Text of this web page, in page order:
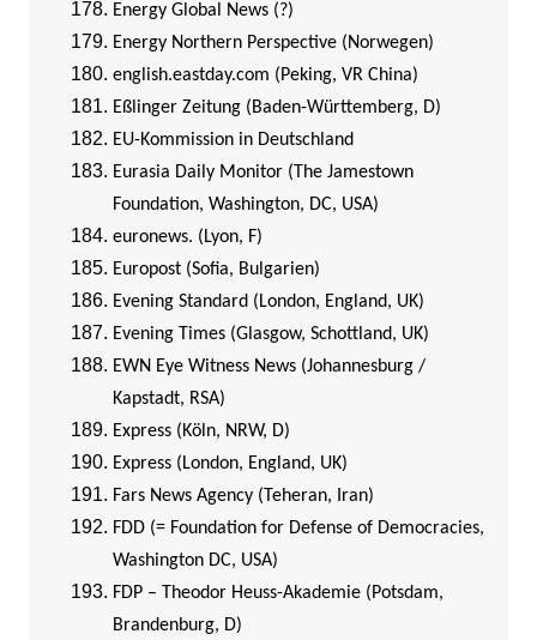
Energy Global News (?)
Energy Northern Perspective (Norwegen)
english.eastday.com (Peking, VR China)
Eßlinger Zeitung (Baden-Württemberg, D)
EU-Kommission in Deutschland
Eurasia Daily Monitor (The Jamestown
Foundation, Washington, DC, USA)
euronews. (Lyon, F)
Europost (Sofia, Bulgarien)
Evening Standard (London, England, UK)
Evening Times (Glasgow, Schottland, UK)
EWN Eye Witness News (Johannesburg /
Kapstadt, RSA)
Express (Köln, NRW, D)
Express (London, England, UK)
Fars News Agency (Teheran, Iran)
FDD (= Foundation for Defense of Democracies,
Washington DC, USA)
FDP – Theodor Heuss-Akademie (Potsdam,
Brandenburg, D)